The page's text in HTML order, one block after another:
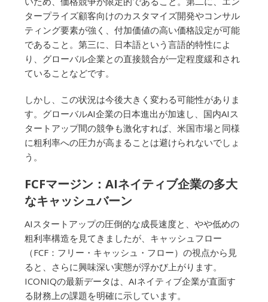
タープライズ顧客向けのカスタマイズ開発やコンサル
ティング要素が強く、付加価値の高い価格設定が可能
であること。第三に、日本語という言語的特性によ
り、グローバル企業との直接競合が一定程度緩和され
ていることなどです。
しかし、この状況は今後大きく変わる可能性がありま
す。グローバルAI企業の日本進出が加速し、国内AIス
タートアップ間の競争も激化すれば、米国市場と同様
に粗利率への圧力が高まることは避けられないでしょ
う。
FCFマージン：AIネイティブ企業の多大
なキャッシュバーン
AIスタートアップの圧倒的な成長速度と、やや低めの
粗利率構造を見てきましたが、キャッシュフロー
（FCF：フリー・キャッシュ・フロー）の視点から見
ると、さらに興味深い実態が浮かび上がります。
ICONIQの最新データは、AIネイティブ企業が直面す
る財務上の課題を明確に示しています。